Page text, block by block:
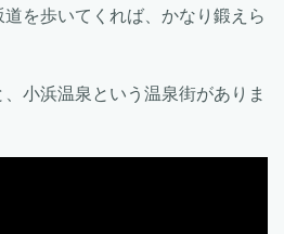
を歩いてくれば、かなり鍛えら
小浜温泉という温泉街がありま